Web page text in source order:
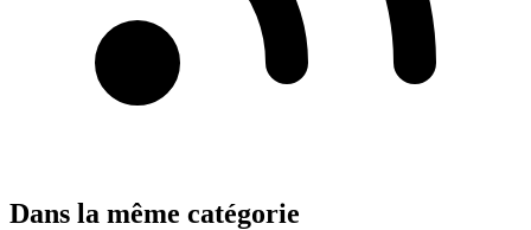
Dans la même catégorie